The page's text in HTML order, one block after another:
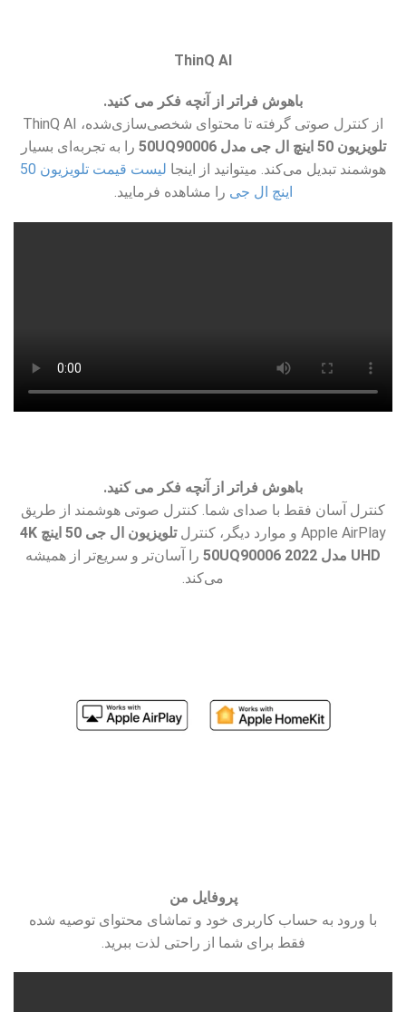
ThinQ AI
باهوش فراتر از آنچه فکر می کنید.
از کنترل صوتی گرفته تا محتوای شخصی‌سازی‌شده، ThinQ AI
تلویزیون 50 اینچ ال جی مدل 50UQ90006
را به تجربه‌ای بسیار
هوشمند تبدیل می‌کند. میتوانید از اینجا
لیست قیمت تلویزیون 50
اینچ ال جی را مشاهده فرمایید.
باهوش فراتر از آنچه فکر می کنید.
کنترل آسان فقط با صدای شما. کنترل صوتی هوشمند از طریق
Apple AirPlay و موارد دیگر، کنترل
تلویزیون ال جی 50 اینچ 4K
UHD مدل 50UQ90006 2022
را آسان‌تر و سریع‌تر از همیشه
می‌کند.
پروفایل من
با ورود به حساب کاربری خود و تماشای محتوای توصیه شده
فقط برای شما از راحتی لذت ببرید.